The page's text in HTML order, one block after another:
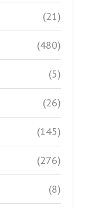
(21)
(480)
(5)
(26)
(145)
(276)
(8)